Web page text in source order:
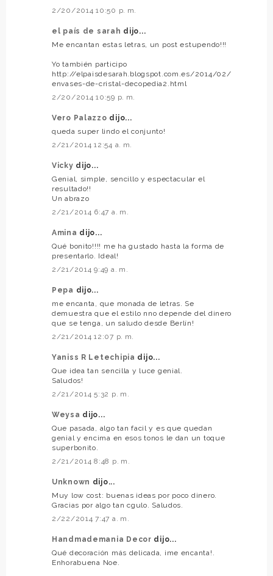
2/20/2014 10:50 p. m.
el país de sarah dijo...
Me encantan estas letras, un post estupendo!!!
Yo también participo
http://elpaisdesarah.blogspot.com.es/2014/02/
envases-de-cristal-decopedia2.html
2/20/2014 10:59 p. m.
Vero Palazzo dijo...
queda super lindo el conjunto!
2/21/2014 12:54 a. m.
Vicky dijo...
Genial, simple, sencillo y espectacular el
resultado!!
Un abrazo
2/21/2014 6:47 a. m.
Amina dijo...
Qué bonito!!!! me ha gustado hasta la forma de
presentarlo. Ideal!
2/21/2014 9:49 a. m.
Pepa dijo...
me encanta, que monada de letras. Se
demuestra que el estilo nno depende del dinero
que se tenga, un saludo desde Berlín!
2/21/2014 12:07 p. m.
Yaniss R Letechipia dijo...
Que idea tan sencilla y luce genial.
Saludos!
2/21/2014 5:32 p. m.
Weysa dijo...
Que pasada, algo tan facil y es que quedan
genial y encima en esos tonos le dan un toque
superbonito.
2/21/2014 8:48 p. m.
Unknown dijo...
Muy low cost: buenas ideas por poco dinero.
Gracias por algo tan cgulo. Saludos.
2/22/2014 7:47 a. m.
Handmademania Decor dijo...
Qué decoración más delicada, ¡me encanta!.
Enhorabuena Noe.